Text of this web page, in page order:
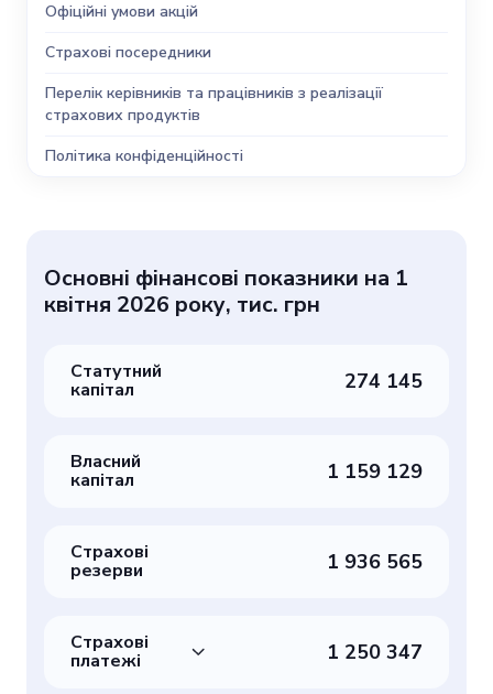
Офіційні умови акцій
Страхові посередники
Перелік керівників та працівників з реалізації
страхових продуктів
Політика конфіденційності
Основні фінансові показники на 1
квітня 2026 року, тис. грн
Статутний
капітал 274 145
Власний
капітал 1 159 129
Страхові
резерви 1 936 565
Страхові
платежі 1 250 347